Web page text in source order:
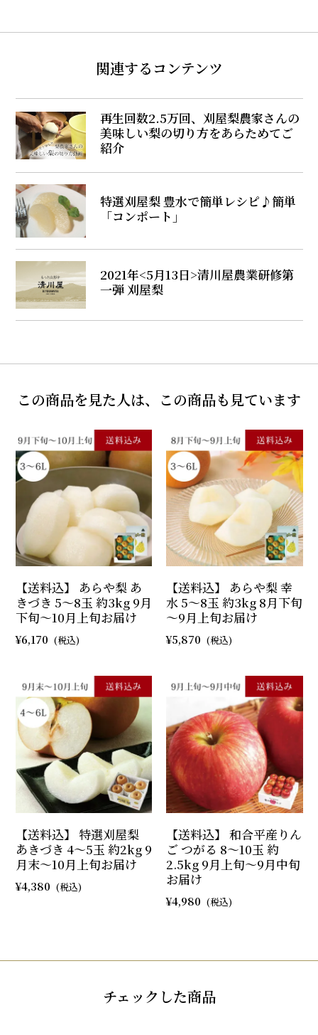
関連するコンテンツ
再生回数2.5万回、刈屋梨農家さんの
美味しい梨の切り方をあらためてご
紹介
特選刈屋梨 豊水で簡単レシピ♪簡単
「コンポート」
2021年<5月13日>清川屋農業研修第
一弾 刈屋梨
この商品を見た人は、この商品も見ています
【送料込】 あらや梨 あ
きづき 5～8玉 約3kg 9月
下旬～10月上旬お届け
6,170
【送料込】 あらや梨 幸
水 5～8玉 約3kg 8月下旬
～9月上旬お届け
5,870
【送料込】 特選刈屋梨
あきづき 4～5玉 約2kg 9
月末～10月上旬お届け
4,380
【送料込】 和合平産りん
ご つがる 8～10玉 約
2.5kg 9月上旬～9月中旬
お届け
4,980
チェックした商品